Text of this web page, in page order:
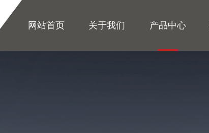
网站首页 关于我们 产品中心